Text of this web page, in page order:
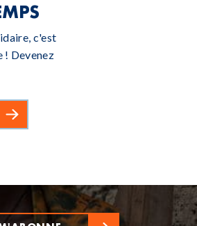
c'est
! Devenez